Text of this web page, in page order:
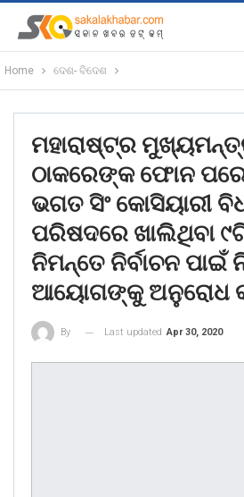
Home ଦେଶ- ବିଦେଶ
ମହାରାଷ୍ଟ୍ର
ଠାକରେଙ୍କ ଫୋନ ପରେ
ଭଗତ ସିଂ କୋସିୟାରୀ
ପରିଷଦରେ ଖାଲିଥିବା
ନିମନ୍ତେ ନିର୍ବାଚନ ପାଇଁ
ଆୟୋଗଙ୍କୁ ଅନୁରୋଧ
By Last updated Apr 30, 2020